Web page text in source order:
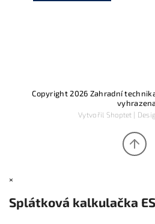
Copyright 2026 Zahradní
Vytvořil Shoptet|
×
Splátková kalkulačka